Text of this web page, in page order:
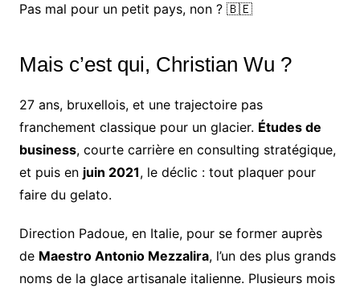
Pas mal pour un petit pays, non ? 🇧🇪
Mais c’est qui, Christian Wu ?
27 ans, bruxellois, et une trajectoire pas
franchement classique pour un glacier. Études de
business, courte carrière en consulting stratégique,
et puis en juin 2021, le déclic : tout plaquer pour
faire du gelato.
Direction Padoue, en Italie, pour se former auprès
de Maestro Antonio Mezzalira, l’un des plus grands
noms de la glace artisanale italienne. Plusieurs mois